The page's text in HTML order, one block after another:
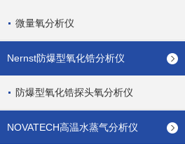
微量氧分析仪
Nernst防爆型氧化锆分析仪
防爆型氧化锆探头氧分析仪
NOVATECH高温水蒸气分析仪